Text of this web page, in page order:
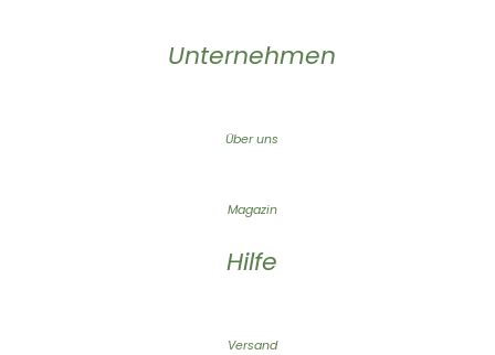
Unternehmen
Über uns
Magazin
Hilfe
Versand